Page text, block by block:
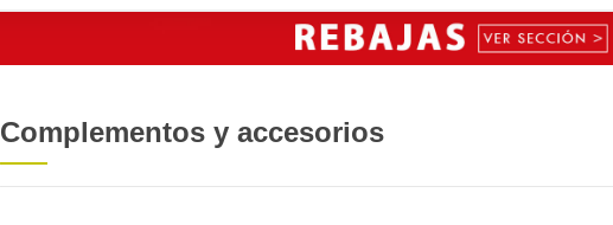
Complementos y accesorios